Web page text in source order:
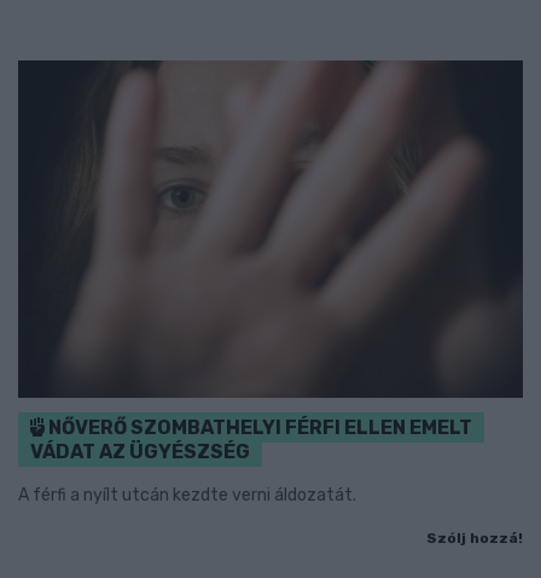
NŐVERŐ SZOMBATHELYI FÉRFI ELLEN EMELT
VÁDAT AZ ÜGYÉSZSÉG
A férfi a nyílt utcán kezdte verni áldozatát.
Szólj hozzá!